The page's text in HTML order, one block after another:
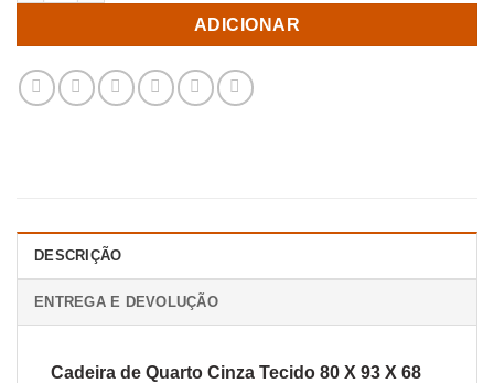
ADICIONAR
DESCRIÇÃO
ENTREGA E DEVOLUÇÃO
Cadeira de Quarto Cinza Tecido 80 X 93 X 68